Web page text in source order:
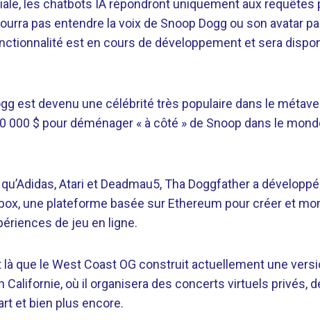
les chatbots IA répondront uniquement aux requêtes
pas entendre la voix de Snoop Dogg ou son avatar
est en cours de développement et sera
est devenu une célébrité très populaire dans le
000 $ pour déménager « à côté » de Snoop dans le
Atari et Deadmau5, Tha Doggfather a
une plateforme basée sur Ethereum pour créer et
de jeu en ligne.
là que le West Coast OG construit actuellement une
Californie, où il organisera des concerts virtuels privés,
et bien plus encore.